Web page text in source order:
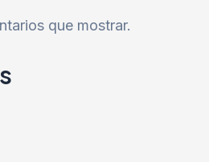
que mostrar.